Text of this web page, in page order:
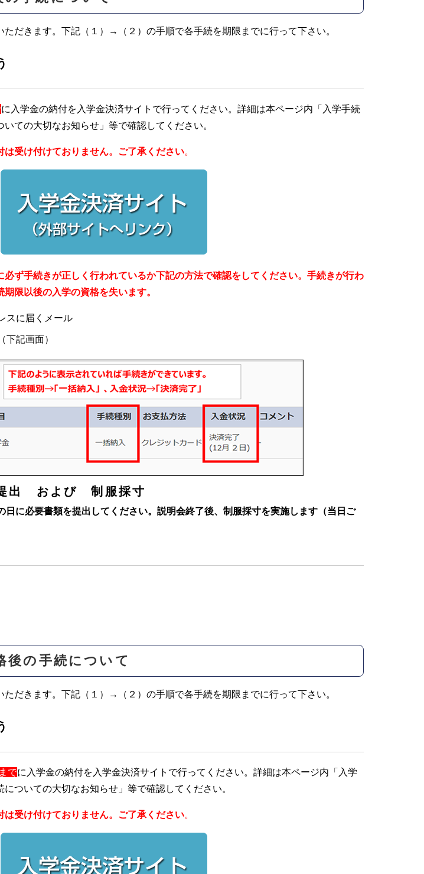
ただきます。下記（１）→（２）の手順で各手続を期限までに行って下さい。
に入学金の納付を入学金決済サイトで行ってください。 詳細は本ページ内「入学手続
ての大切なお知らせ」等で確認してください。
受け付けておりません。ご了承ください。
必ず手続きが正しく行われているか下記の方法で確認をしてください。手続きが行わ
限以後の入学の資格を失います。
スに届くメール
下記画面）
提出 および 制服採寸
日に必要書類を提出してください。説明会終了後、制服採寸を実施します（当日ご
後の手続について
ただきます。下記（１）→（２）の手順で各手続を期限までに行って下さい。
でに入学金の納付を入学金決済サイトで行ってください。 詳細は本ページ内「入学
ついての大切なお知らせ」等で確認してください。
受け付けておりません。ご了承ください。